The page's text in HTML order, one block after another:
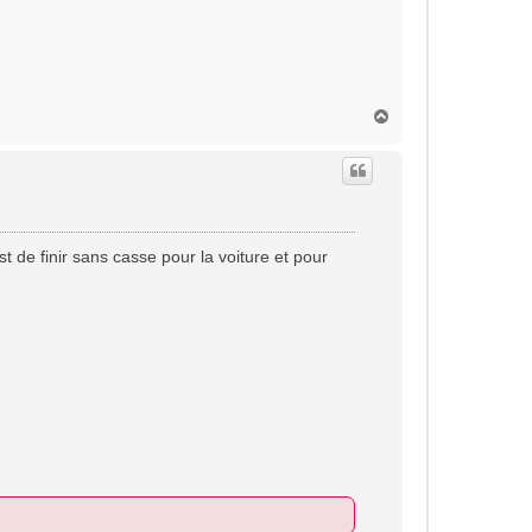
de finir sans casse pour la voiture et pour